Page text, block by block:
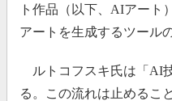
ト作品（以下、AIアート
アートを生成するツール
ルトコフスキ氏は「AI
る。この流れは止めるこ